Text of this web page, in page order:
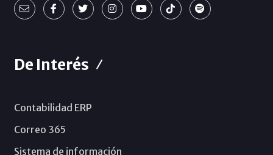
De Interés
Contabilidad ERP
Correo 365
Sistema de información